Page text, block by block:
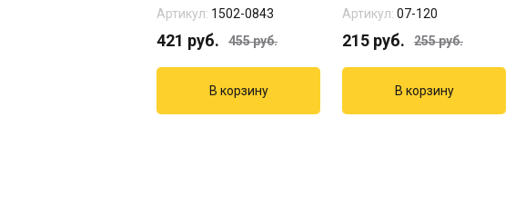
Артикул: 1502-0843
421 руб. 455руб.
Артикул: 07-120
215 руб. 255руб.